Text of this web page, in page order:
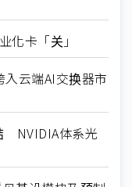
卡「关」
入云端AI交换器市
NVIDIA体系光